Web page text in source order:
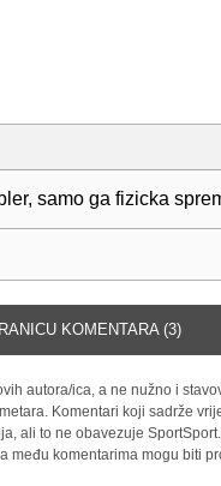
samo ga fizicka
KOMENTARA (3)
autora/ica, a ne nužno i
Komentari koji sadrže
ali to ne obavezuje
među komentarima mogu biti